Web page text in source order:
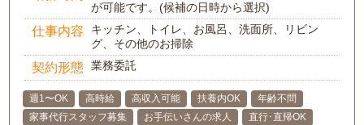
が可能です。(候補の日時から選択)
仕事内容
キッチン、トイレ、お風呂、洗面所、リビン
グ、その他のお掃除
契約形態 業務委託
週1〜OK 高時給 高収入可能 扶養内OK
年齢不問
家事代行スタッフ募集
お手伝いさんの求人
直行･直帰OK